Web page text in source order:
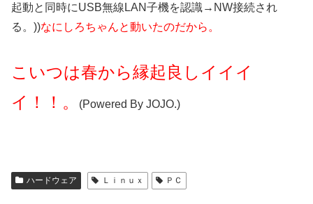
起動と同時にUSB無線LAN子機を認識→NW接続され
る。))なにしろちゃんと動いたのだから。
こいつは春から縁起良しイイイ
イ！！ 。 (Powered By JOJO.)
ハードウェア Ｌｉｎｕｘ ＰＣ